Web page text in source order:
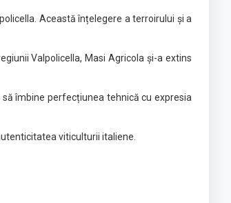
Această înțelegere a terroirului și a
Valpolicella, Masi Agricola și-a extins
îmbine perfecțiunea tehnică cu expresia
viticulturii italiene.